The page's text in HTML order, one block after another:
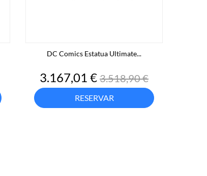
DC Comics Estatua Ultimate...
Precio
3.167,01 €Precio
base
3.518,90 €
RESERVAR